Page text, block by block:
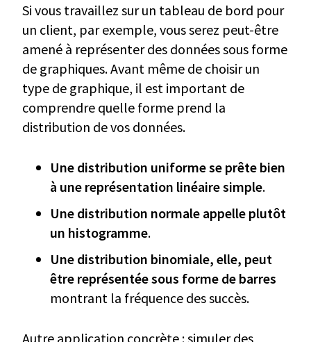
Si vous travaillez sur un tableau de bord pour
un client, par exemple, vous serez peut-être
amené à représenter des données sous forme
de graphiques. Avant même de choisir un
type de graphique, il est important de
comprendre quelle forme prend la
distribution de vos données.
Une distribution uniforme se prête bien
à une représentation linéaire simple.
Une distribution normale appelle plutôt
un histogramme.
Une distribution binomiale, elle, peut
être représentée sous forme de barres
montrant la fréquence des succès.
Autre application concrète : simuler des